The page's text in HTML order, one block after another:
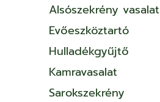
Alsószekrény vasalat
Evőeszköztartó
Hulladékgyűjtő
Kamravasalat
Sarokszekrény